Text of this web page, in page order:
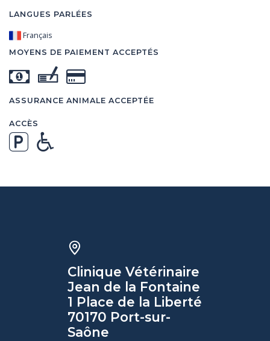
LANGUES PARLÉES
Français
MOYENS DE PAIEMENT ACCEPTÉS
ASSURANCE ANIMALE ACCEPTÉE
ACCÈS
Clinique Vétérinaire
Jean de la Fontaine
1 Place de la Liberté
70170 Port-sur-
Saône